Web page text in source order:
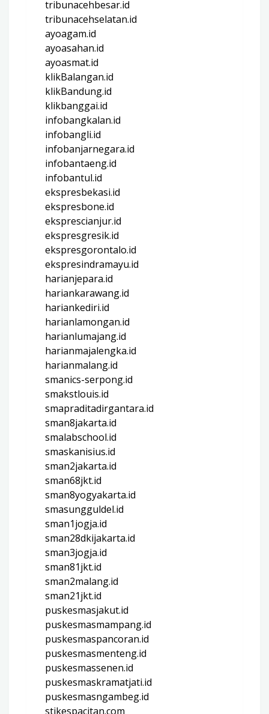
tribunacehbesar.id
tribunacehselatan.id
ayoagam.id
ayoasahan.id
ayoasmat.id
klikBalangan.id
klikBandung.id
klikbanggai.id
infobangkalan.id
infobangli.id
infobanjarnegara.id
infobantaeng.id
infobantul.id
ekspresbekasi.id
ekspresbone.id
eksprescianjur.id
ekspresgresik.id
ekspresgorontalo.id
ekspresindramayu.id
harianjepara.id
hariankarawang.id
hariankediri.id
harianlamongan.id
harianlumajang.id
harianmajalengka.id
harianmalang.id
smanics-serpong.id
smakstlouis.id
smapraditadirgantara.id
sman8jakarta.id
smalabschool.id
smaskanisius.id
sman2jakarta.id
sman68jkt.id
sman8yogyakarta.id
smasungguldel.id
sman1jogja.id
sman28dkijakarta.id
sman3jogja.id
sman81jkt.id
sman2malang.id
sman21jkt.id
puskesmasjakut.id
puskesmasmampang.id
puskesmaspancoran.id
puskesmasmenteng.id
puskesmassenen.id
puskesmaskramatjati.id
puskesmasngambeg.id
stikespacitan.com